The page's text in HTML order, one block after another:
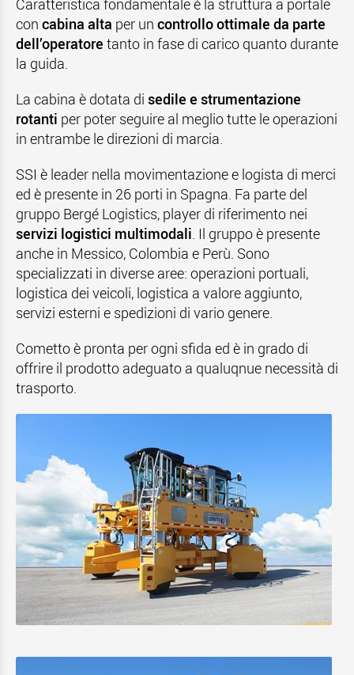
Caratteristica fondamentale è la struttura a portale
con cabina alta per un controllo ottimale da parte
dell’operatore tanto in fase di carico quanto durante
la guida.
La cabina è dotata di sedile e strumentazione
rotanti per poter seguire al meglio tutte le operazioni
in entrambe le direzioni di marcia.
SSI è leader nella movimentazione e logista di merci
ed è presente in 26 porti in Spagna. Fa parte del
gruppo Bergé Logistics, player di riferimento nei
servizi logistici multimodali. Il gruppo è presente
anche in Messico, Colombia e Perù. Sono
specializzati in diverse aree: operazioni portuali,
logistica dei veicoli, logistica a valore aggiunto,
servizi esterni e spedizioni di vario genere.
Cometto è pronta per ogni sfida ed è in grado di
offrire il prodotto adeguato a qualuqnue necessità di
trasporto.